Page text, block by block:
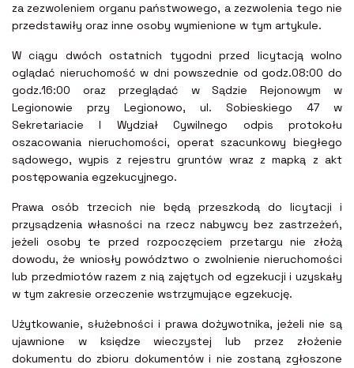
za zezwoleniem organu państwowego, a zezwolenia tego nie
przedstawiły oraz inne osoby wymienione w tym artykule.
W ciągu dwóch ostatnich tygodni przed licytacją wolno
oglądać nieruchomość w dni powszednie od godz.08:00 do
godz.16:00 oraz przeglądać w Sądzie Rejonowym w
Legionowie przy Legionowo, ul. Sobieskiego 47 w
Sekretariacie I Wydział Cywilnego odpis protokołu
oszacowania nieruchomości, operat szacunkowy biegłego
sądowego, wypis z rejestru gruntów wraz z mapką z akt
postępowania egzekucyjnego.
Prawa osób trzecich nie będą przeszkodą do licytacji i
przysądzenia własności na rzecz nabywcy bez zastrzeżeń,
jeżeli osoby te przed rozpoczęciem przetargu nie złożą
dowodu, że wniosły powództwo o zwolnienie nieruchomości
lub przedmiotów razem z nią zajętych od egzekucji i uzyskały
w tym zakresie orzeczenie wstrzymujące egzekucję.
Użytkowanie, służebności i prawa dożywotnika, jeżeli nie są
ujawnione w księdze wieczystej lub przez złożenie
dokumentu do zbioru dokumentów i nie zostaną zgłoszone